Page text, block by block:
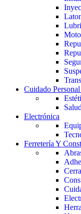
Cuidado
Salud
Electrónica
Ferretería Y